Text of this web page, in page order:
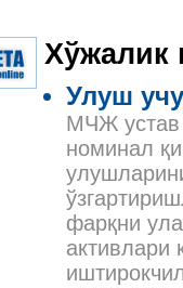
Хўжалик
Улуш
МЧЖ устав
номинал
фарқни